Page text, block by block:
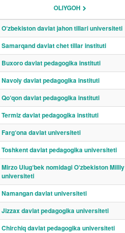
OLIYGOH
O‘zbekiston davlat jahon tillari universiteti
Samarqand davlat chet tillar instituti
Buxoro davlat pedagogika instituti
Navoiy davlat pedagogika instituti
Qo‘qon davlat pedagogika instituti
Termiz davlat pedagogika instituti
Farg‘ona davlat universiteti
Toshkent davlat pedagogika universiteti
Mirzo Ulug‘bek nomidagi O‘zbekiston Milliy
universiteti
Namangan davlat universiteti
Jizzax davlat pedagogika universiteti
Chirchiq davlat pedagogika universiteti